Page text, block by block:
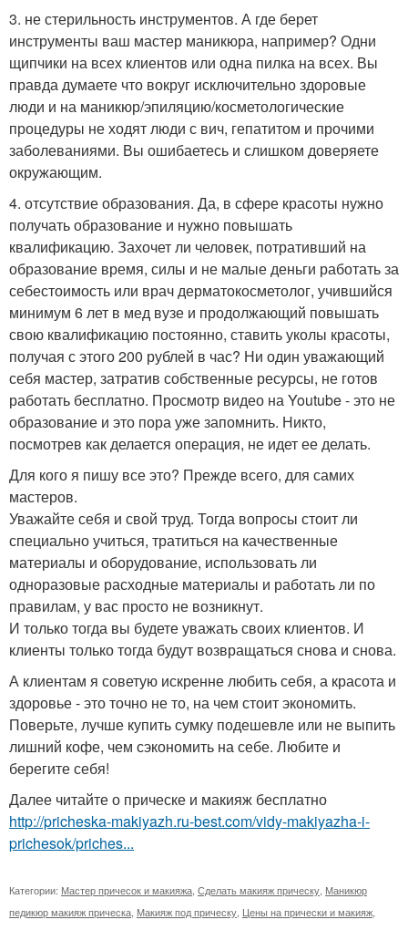
3. не стерильность инструментов. А где берет
инструменты ваш мастер маникюра, например? Одни
щипчики на всех клиентов или одна пилка на всех. Вы
правда думаете что вокруг исключительно здоровые
люди и на маникюр/эпиляцию/косметологические
процедуры не ходят люди с вич, гепатитом и прочими
заболеваниями. Вы ошибаетесь и слишком доверяете
окружающим.
4. отсутствие образования. Да, в сфере красоты нужно
получать образование и нужно повышать
квалификацию. Захочет ли человек, потративший на
образование время, силы и не малые деньги работать за
себестоимость или врач дерматокосметолог, учившийся
минимум 6 лет в мед вузе и продолжающий повышать
свою квалификацию постоянно, ставить уколы красоты,
получая с этого 200 рублей в час? Ни один уважающий
себя мастер, затратив собственные ресурсы, не готов
работать бесплатно. Просмотр видео на Youtube - это не
образование и это пора уже запомнить. Никто,
посмотрев как делается операция, не идет ее делать.
Для кого я пишу все это? Прежде всего, для самих
мастеров.
Уважайте себя и свой труд. Тогда вопросы стоит ли
специально учиться, тратиться на качественные
материалы и оборудование, использовать ли
одноразовые расходные материалы и работать ли по
правилам, у вас просто не возникнут.
И только тогда вы будете уважать своих клиентов. И
клиенты только тогда будут возвращаться снова и снова.
А клиентам я советую искренне любить себя, а красота и
здоровье - это точно не то, на чем стоит экономить.
Поверьте, лучше купить сумку подешевле или не выпить
лишний кофе, чем сэкономить на себе. Любите и
берегите себя!
Далее читайте о прическе и макияж бесплатно
http://pricheska-makiyazh.ru-best.com/vidy-makiyazha-i-
prichesok/priches...
Категории: Мастер причесок и макияжа, Сделать макияж прическу, Маникюр
педикюр макияж прическа, Макияж под прическу, Цены на прически и макияж,